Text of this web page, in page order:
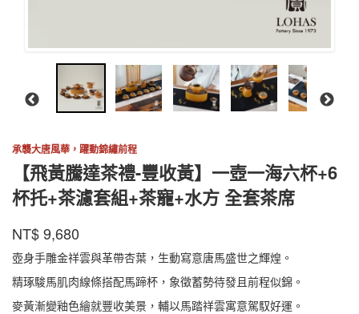
承襲大唐風華，躍動錦繡前程
【飛黃騰達茶禮-豐收黃】一壺一海六杯+6
杯托+茶濾套組+茶寵+水方 全套茶席
商品代號 FHTDCL001YL
FHTDCL001YL
品牌
寶
NT$9,680
壺身手雕金祥雲與革帶杏葉，生動寫意唐馬盛世之輝煌。
精琢駿馬肌肉線條搭配馬蹄杯，象徵蓄勢待發且前程似錦。
麥黃漸變釉色繪就豐收美景，輔以馬踏祥雲寓意駕馭好運。